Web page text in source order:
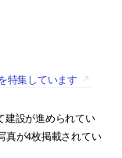
特集しています
建設が進められてい
真が4枚掲載されてい